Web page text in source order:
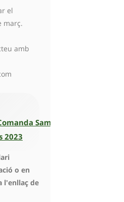
el
març.
amb
Samarretes Trobades
2023
o en
l'enllaç de